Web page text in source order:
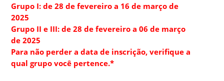
Grupo I: de 28 de fevereiro a 16 de março de
2025
Grupo II e III: de 28 de fevereiro a 06 de março
de 2025
Para não perder a data de inscrição, verifique a
qual grupo você pertence.*